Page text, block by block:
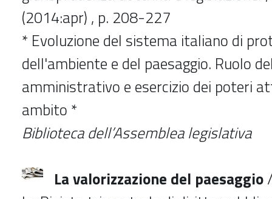
(2014:apr) , p. 208-227
* Evoluzione del sistema italiano di
dell'ambiente e del paesaggio. Ruolo
amministrativo e esercizio dei poteri
ambito *
Biblioteca dell’Assemblea legislativa
La valorizzazione del paesaggio